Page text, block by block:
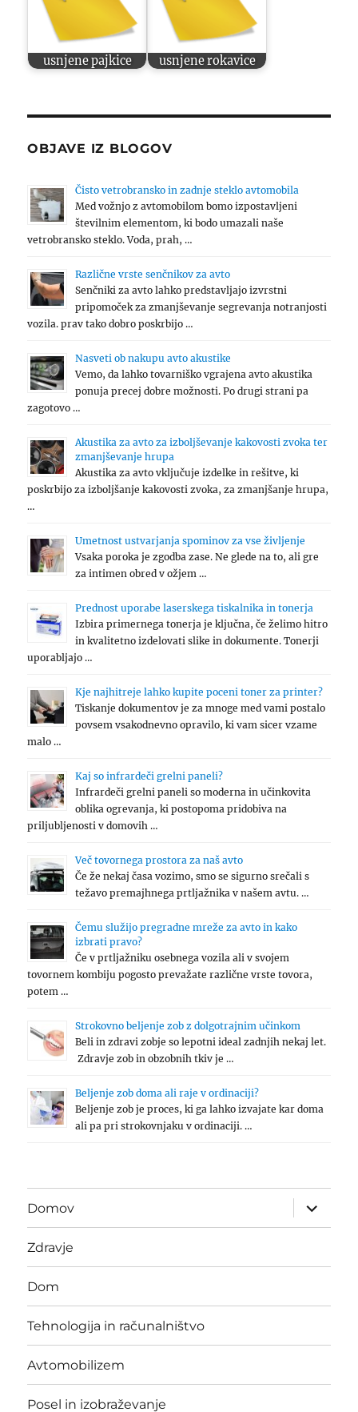
usnjene pajkice usnjene rokavice
OBJAVE IZ BLOGOV
Čisto vetrobransko in zadnje steklo avtomobila
Med vožnjo z avtomobilom bomo izpostavljeni
številnim elementom, ki bodo umazali naše
vetrobransko steklo. Voda, prah, …
Različne vrste senčnikov za avto
Senčniki za avto lahko predstavljajo izvrstni
pripomoček za zmanjševanje segrevanja notranjosti
vozila. prav tako dobro poskrbijo …
Nasveti ob nakupu avto akustike
Vemo, da lahko tovarniško vgrajena avto akustika
ponuja precej dobre možnosti. Po drugi strani pa
zagotovo …
Akustika za avto za izboljševanje kakovosti zvoka ter
zmanjševanje hrupa
Akustika za avto vključuje izdelke in rešitve, ki
poskrbijo za izboljšanje kakovosti zvoka, za zmanjšanje hrupa,
…
Umetnost ustvarjanja spominov za vse življenje
Vsaka poroka je zgodba zase. Ne glede na to, ali gre
za intimen obred v ožjem …
Prednost uporabe laserskega tiskalnika in tonerja
Izbira primernega tonerja je ključna, če želimo hitro
in kvalitetno izdelovati slike in dokumente. Tonerji
uporabljajo …
Kje najhitreje lahko kupite poceni toner za printer?
Tiskanje dokumentov je za mnoge med vami postalo
povsem vsakodnevno opravilo, ki vam sicer vzame
malo …
Kaj so infrardeči grelni paneli?
Infrardeči grelni paneli so moderna in učinkovita
oblika ogrevanja, ki postopoma pridobiva na
priljubljenosti v domovih …
Več tovornega prostora za naš avto
Če že nekaj časa vozimo, smo se sigurno srečali s
težavo premajhnega prtljažnika v našem avtu. …
Čemu služijo pregradne mreže za avto in kako
izbrati pravo?
Če v prtljažniku osebnega vozila ali v svojem
tovornem kombiju pogosto prevažate različne vrste tovora,
potem …
Strokovno beljenje zob z dolgotrajnim učinkom
Beli in zdravi zobje so lepotni ideal zadnjih nekaj let.
Zdravje zob in obzobnih tkiv je …
Beljenje zob doma ali raje v ordinaciji?
Beljenje zob je proces, ki ga lahko izvajate kar doma
ali pa pri strokovnjaku v ordinaciji. …
Domov
expand
child
menu
Zdravje
Dom
Tehnologija in računalništvo
Avtomobilizem
Posel in izobraževanje